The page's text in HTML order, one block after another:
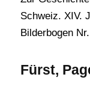
Schweiz. XIV.
Bilderbogen
Fürst,